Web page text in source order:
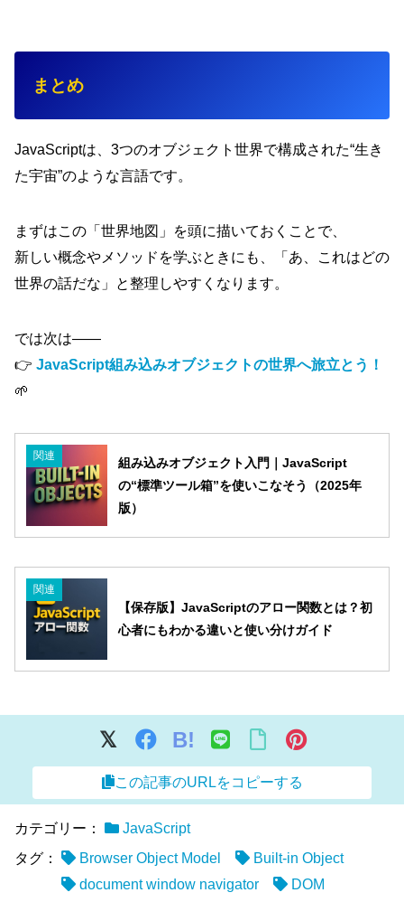
まとめ
JavaScriptは、3つのオブジェクト世界で構成された“生き
た宇宙”のような言語です。
まずはこの「世界地図」を頭に描いておくことで、
新しい概念やメソッドを学ぶときにも、「あ、これはどの
世界の話だな」と整理しやすくなります。
では次は――
👉 JavaScript組み込みオブジェクトの世界へ旅立とう！
🌱
関連
組み込みオブジェクト入門｜JavaScript
の“標準ツール箱”を使いこなそう（2025年
版）
関連
【保存版】JavaScriptのアロー関数とは？初
心者にもわかる違いと使い分けガイド
B!
この記事のURLをコピーする
カテゴリー：
JavaScript
タグ：
Browser Object Model
Built-in Object
document window navigator
DOM